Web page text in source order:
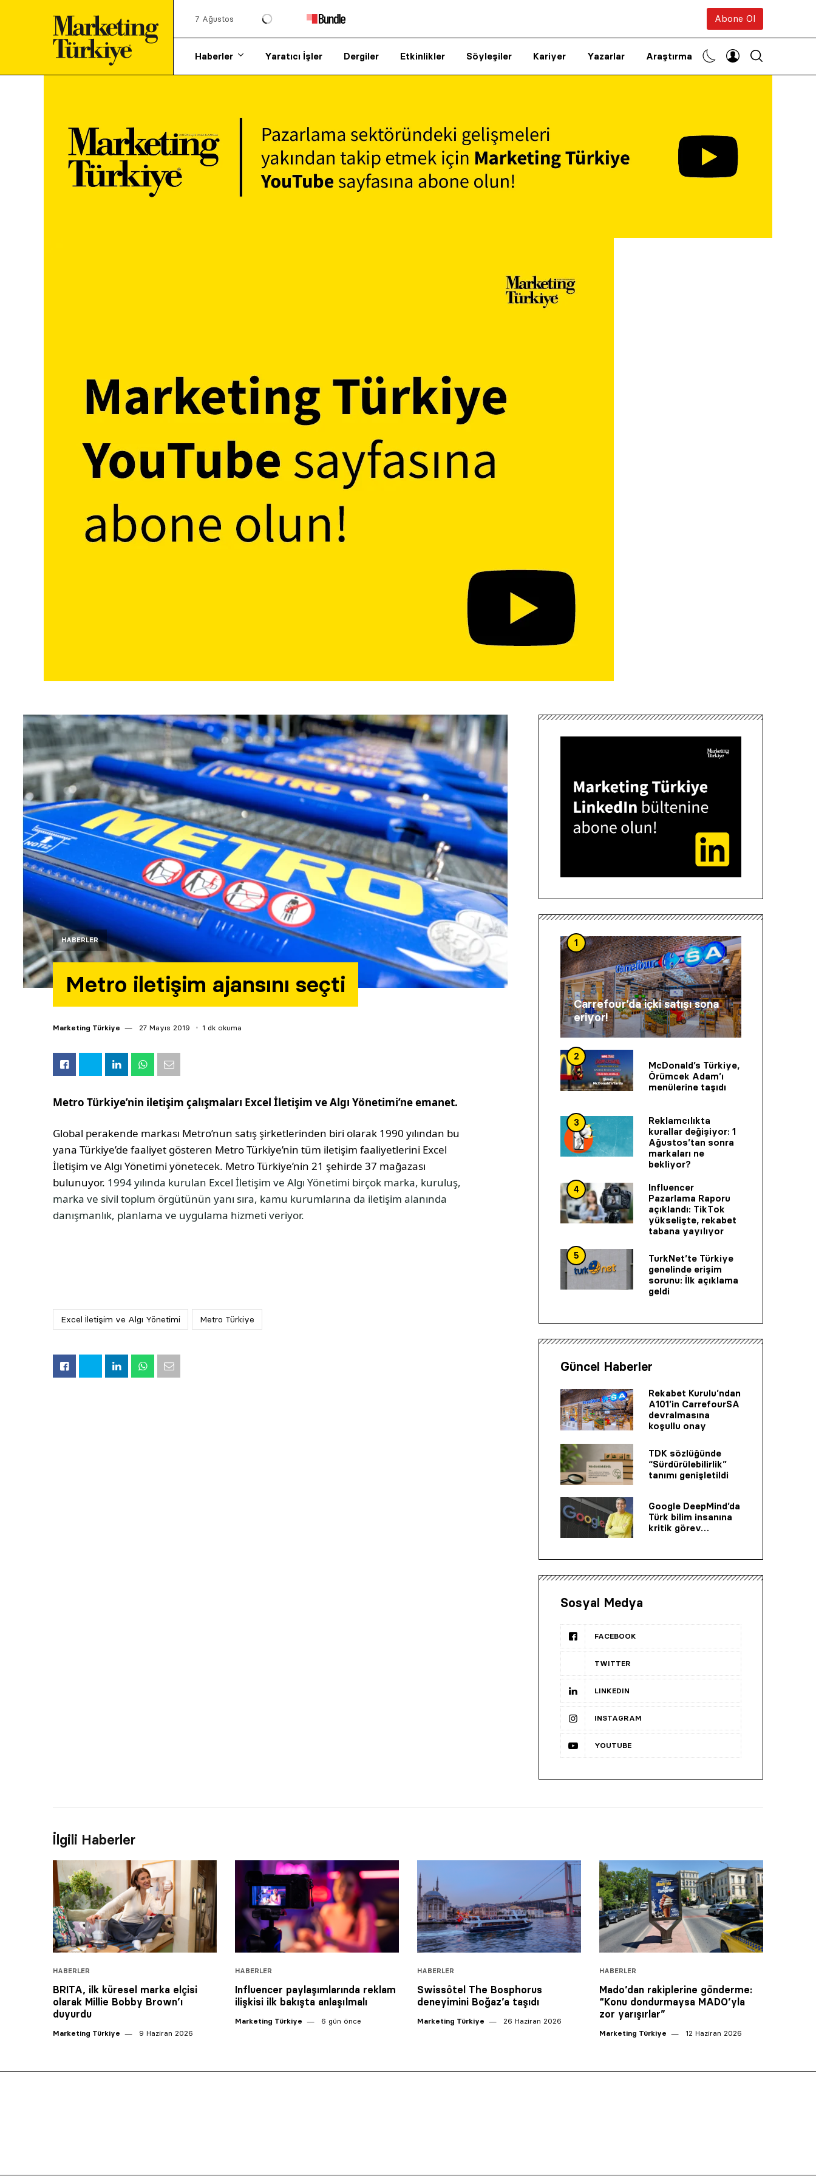
7 Ağustos Abone Ol
Haberler Yaratıcı İşler Dergiler Etkinlikler Söyleşiler Kariyer Yazarlar Araştırma
HABERLER
Metro iletişim ajansını seçti
Marketing Türkiye 27 Mayıs 2019 1 dk okuma
Metro Türkiye’nin iletişim çalışmaları Excel İletişim ve Algı Yönetimi’ne emanet.
Global perakende markası Metro’nun satış şirketlerinden biri olarak 1990 yılından bu
yana Türkiye’de faaliyet gösteren Metro Türkiye’nin tüm iletişim faaliyetlerini Excel
İletişim ve Algı Yönetimi yönetecek. Metro Türkiye’nin 21 şehirde 37 mağazası
bulunuyor. 1994 yılında kurulan Excel İletişim ve Algı Yönetimi birçok marka, kuruluş,
marka ve sivil toplum örgütünün yanı sıra, kamu kurumlarına da iletişim alanında
danışmanlık, planlama ve uygulama hizmeti veriyor.
Excel İletişim ve Algı Yönetimi Metro Türkiye
1
Carrefour’da içki satışı sona
eriyor!
2
McDonald’s Türkiye,
Örümcek Adam’ı
menülerine taşıdı
3
Reklamcılıkta
kurallar değişiyor: 1
Ağustos’tan sonra
markaları ne
bekliyor?
4
Influencer
Pazarlama Raporu
açıklandı: TikTok
yükselişte, rekabet
tabana yayılıyor
5
TurkNet’te Türkiye
genelinde erişim
sorunu: İlk açıklama
geldi
Güncel Haberler
Rekabet Kurulu’ndan
A101’in CarrefourSA
devralmasına
koşullu onay
TDK sözlüğünde
“Sürdürülebilirlik”
tanımı genişletildi
Google DeepMind’da
Türk bilim insanına
kritik görev…
Sosyal Medya
FACEBOOK
TWITTER
LINKEDIN
INSTAGRAM
YOUTUBE
İlgili Haberler
HABERLER
BRITA, ilk küresel marka elçisi
olarak Millie Bobby Brown’ı
duyurdu
Marketing Türkiye 9 Haziran 2026
HABERLER
Influencer paylaşımlarında reklam
ilişkisi ilk bakışta anlaşılmalı
Marketing Türkiye 6 gün önce
HABERLER
Swissôtel The Bosphorus
deneyimini Boğaz’a taşıdı
Marketing Türkiye 26 Haziran 2026
HABERLER
Mado’dan rakiplerine gönderme:
“Konu dondurmaysa MADO’yla
zor yarışırlar”
Marketing Türkiye 12 Haziran 2026